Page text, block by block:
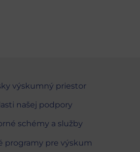
výskumný priestor
našej podpory
schémy a služby
programy pre výskum